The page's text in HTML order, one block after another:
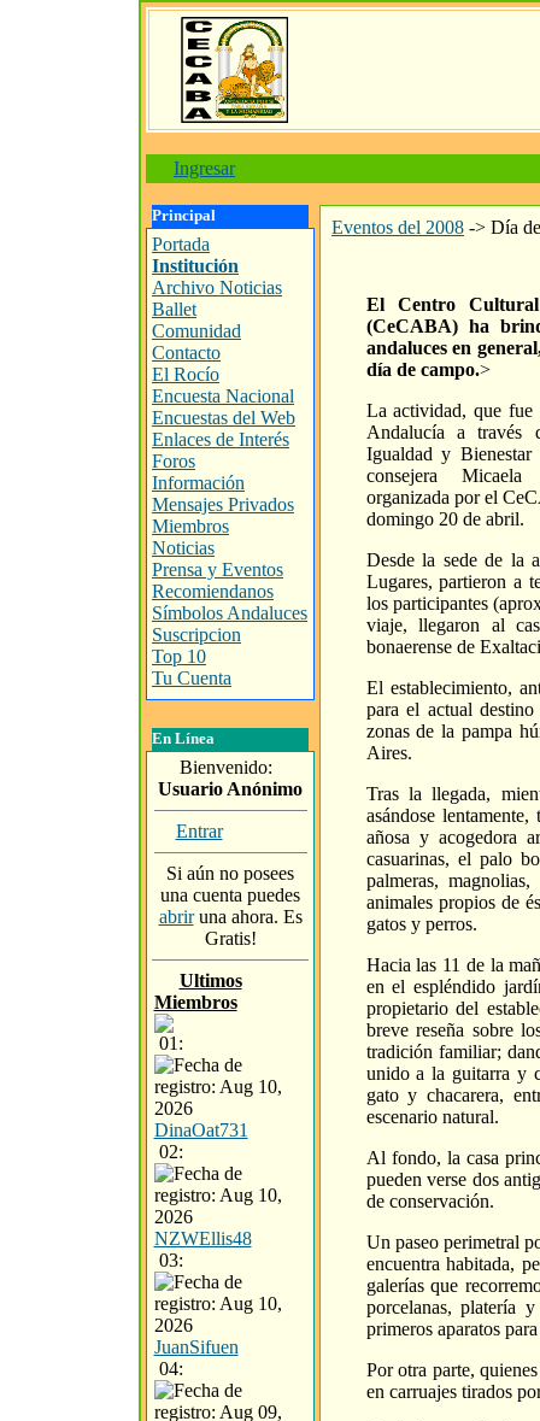
Ingresar
Principal
Portada
Institución
Archivo Noticias
Ballet
Comunidad
Contacto
El Rocío
Encuesta Nacional
Encuestas del Web
Enlaces de Interés
Foros
Información
Mensajes Privados
Miembros
Noticias
Prensa y Eventos
Recomiendanos
Símbolos Andaluces
Suscripcion
Top 10
Tu Cuenta
En Línea
Bienvenido:
Usuario Anónimo
Entrar
Si aún no posees
una cuenta puedes
abriruna ahora. Es
Gratis!
Ultimos
Miembros
01:
DinaOat731
02:
NZWEllis48
03:
JuanSifuen
04:
Eventos del 2008 -> Día
El Centro
(CeCABA) ha
andaluces en
día de campo.>
La actividad, que fue
Andalucía a través
Igualdad y Bienestar
consejera
organizada por el
domingo 20 de abril.
Desde la sede de la
Lugares, partieron a
los participantes
viaje, llegaron al
bonaerense de
El establecimiento,
para el actual
zonas de la pampa
Aires.
Tras la llegada,
asándose
añosa y acogedora
casuarinas, el palo
palmeras,
animales propios de
gatos y perros.
Hacia las 11 de la
en el espléndido
propietario del
breve reseña sobre
tradición familiar;
unido a la guitarra y
gato y chacarera,
escenario natural.
Al fondo, la casa
pueden verse dos
de conservación.
Un paseo perimetral
encuentra habitada,
galerías que
porcelanas, platería
primeros aparatos
Por otra parte,
en carruajes tirados